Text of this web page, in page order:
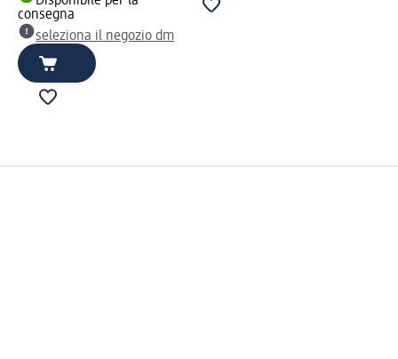
consegna
seleziona il negozio dm